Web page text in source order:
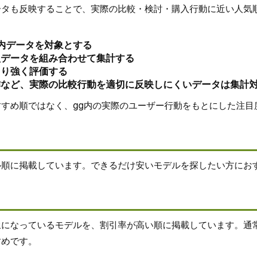
も反映することで、実際の比較・検討・購入行動に近い人
データを対象とする
ータを組み合わせて集計する
強く評価する
ど、実際の比較行動を適切に反映しにくいデータは集計
め順ではなく、gg内の実際のユーザー行動をもとにした注目
に掲載しています。できるだけ安いモデルを探したい方にお
なっているモデルを、割引率が高い順に掲載しています。
です。